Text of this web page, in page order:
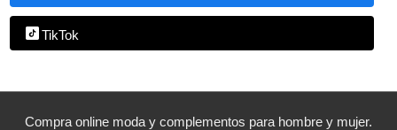
TikTok
Compra online moda y complementos para hombre y mujer.